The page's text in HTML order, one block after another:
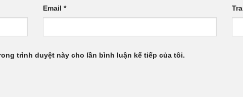
Email*
trình duyệt này cho lần bình luận kế tiếp của tôi.